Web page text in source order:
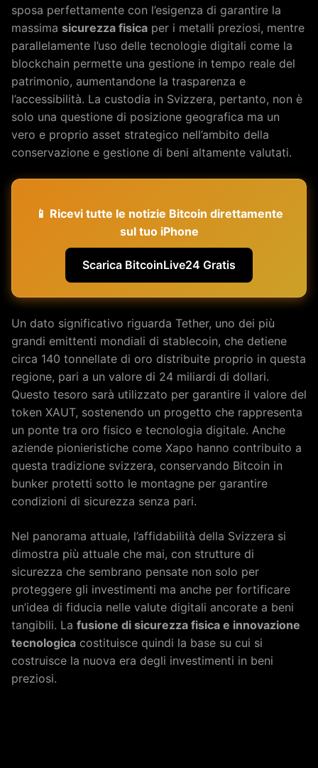
sposa perfettamente con l’esigenza di garantire la
massima sicurezza fisica per i metalli preziosi, mentre
parallelamente l’uso delle tecnologie digitali come la
blockchain permette una gestione in tempo reale del
patrimonio, aumentandone la trasparenza e
l’accessibilità. La custodia in Svizzera, pertanto, non è
solo una questione di posizione geografica ma un
vero e proprio asset strategico nell’ambito della
conservazione e gestione di beni altamente valutati.
📱 Ricevi tutte le notizie Bitcoin direttamente
sul tuo iPhone
Scarica BitcoinLive24 Gratis
Un dato significativo riguarda Tether, uno dei più
grandi emittenti mondiali di stablecoin, che detiene
circa 140 tonnellate di oro distribuite proprio in questa
regione, pari a un valore di 24 miliardi di dollari.
Questo tesoro sarà utilizzato per garantire il valore del
token XAUT, sostenendo un progetto che rappresenta
un ponte tra oro fisico e tecnologia digitale. Anche
aziende pionieristiche come Xapo hanno contribuito a
questa tradizione svizzera, conservando Bitcoin in
bunker protetti sotto le montagne per garantire
condizioni di sicurezza senza pari.
Nel panorama attuale, l’affidabilità della Svizzera si
dimostra più attuale che mai, con strutture di
sicurezza che sembrano pensate non solo per
proteggere gli investimenti ma anche per fortificare
un’idea di fiducia nelle valute digitali ancorate a beni
tangibili. La fusione di sicurezza fisica e innovazione
tecnologica costituisce quindi la base su cui si
costruisce la nuova era degli investimenti in beni
preziosi.